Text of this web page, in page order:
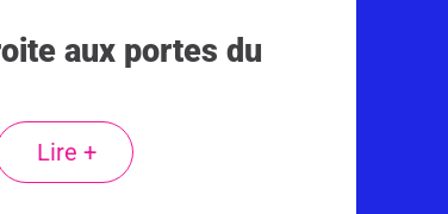
aux portes du
Lire +